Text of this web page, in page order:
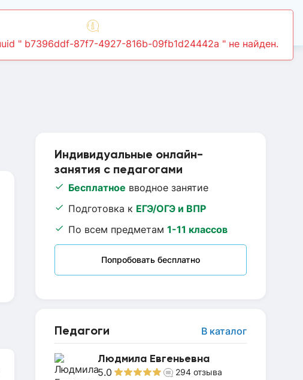
Индивидуальные онлайн-
занятия с педагогами
Бесплатное вводное занятие
Подготовка к ЕГЭ/ОГЭ и ВПР
По всем предметам 1-11 классов
Попробовать бесплатно
Педагоги В каталог
Людмила Евгеньевна
5.0 294 отзыва